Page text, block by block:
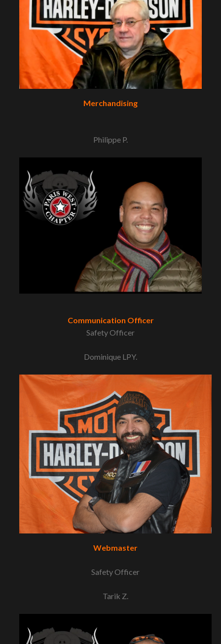
Merchandising
Philippe P.
Communication Officer
Safety Officer
Dominique LPY.
Webmaster
Safety Officer
Tarik Z.